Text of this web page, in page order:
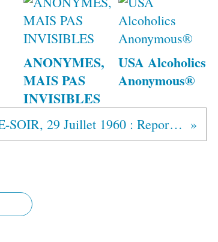
ANONYMES,
MAIS PAS
INVISIBLES
USA Alcoholics
Anonymous®
FRANCE-SOIR, 29 Juillet 1960 : Reportage de Joseph Kessel sur le groupe des "Visons et Zibelines"